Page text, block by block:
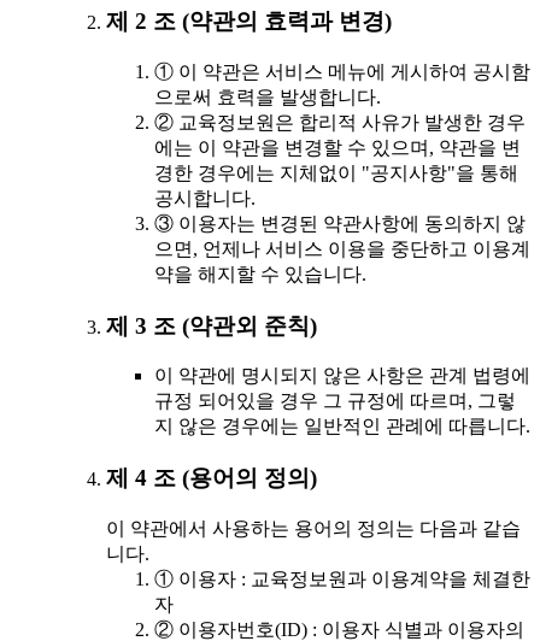
제 2 조 (약관의 효력과 변경)
① 이 약관은 서비스 메뉴에 게시하여 공시함
으로써 효력을 발생합니다.
② 교육정보원은 합리적 사유가 발생한 경우
에는 이 약관을 변경할 수 있으며, 약관을 변
경한 경우에는 지체없이 "공지사항"을 통해
공시합니다.
③ 이용자는 변경된 약관사항에 동의하지 않
으면, 언제나 서비스 이용을 중단하고 이용계
약을 해지할 수 있습니다.
제 3 조 (약관외 준칙)
이 약관에 명시되지 않은 사항은 관계 법령에
규정 되어있을 경우 그 규정에 따르며, 그렇
지 않은 경우에는 일반적인 관례에 따릅니다.
제 4 조 (용어의 정의)
이 약관에서 사용하는 용어의 정의는 다음과 같습
니다.
① 이용자 : 교육정보원과 이용계약을 체결한
자
② 이용자번호(ID) : 이용자 식별과 이용자의